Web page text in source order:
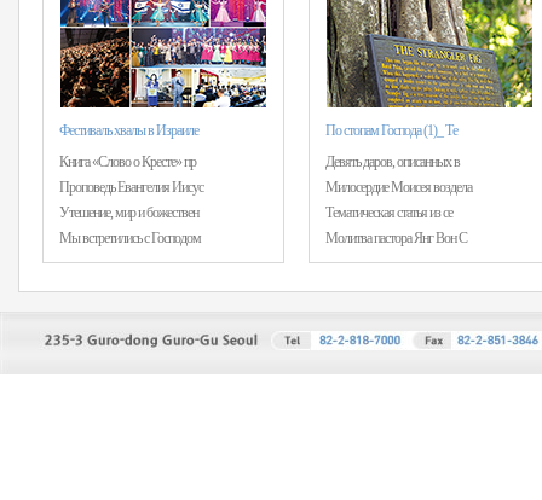
Фестиваль хвалы в Израиле
Книга «Слово о Кресте» пр
Проповедь Евангелия Иисус
Утешение, мир и божествен
Мы встретились с Господом
По стопам Господа (1)_ Те
Девять даров, описанных в
Милосердие Моисея воздела
Тематическая статья из се
Молитва пастора Янг Вон С